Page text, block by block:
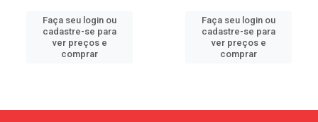
Faça seu login ou
cadastre-se para
ver preços e
comprar
Faça seu login ou
cadastre-se para
ver preços e
comprar